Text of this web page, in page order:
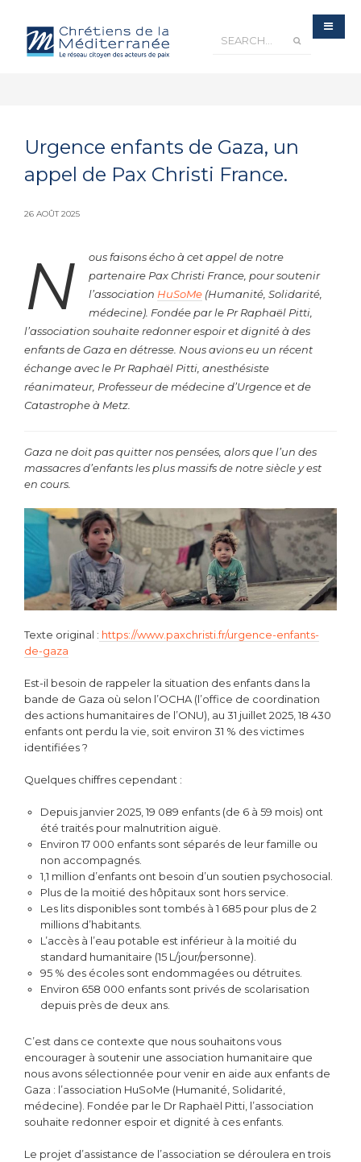
Urgence enfants de Gaza, un
appel de Pax Christi France.
26 AOÛT 2025
N
ous faisons écho à cet appel de notre
partenaire Pax Christi France, pour soutenir
l’association HuSoMe (Humanité, Solidarité,
médecine). Fondée par le Pr Raphaël Pitti,
l’association souhaite redonner espoir et dignité à des
enfants de Gaza en détresse. Nous avions eu un récent
échange avec le Pr Raphaël Pitti, anesthésiste
réanimateur, Professeur de médecine d’Urgence et de
Catastrophe à Metz.
Gaza ne doit pas quitter nos pensées, alors que l’un des
massacres d’enfants les plus massifs de notre siècle y est
en cours.
Texte original : https://www.paxchristi.fr/urgence-enfants-
de-gaza
Est-il besoin de rappeler la situation des enfants dans la
bande de Gaza où selon l’OCHA (l’office de coordination
des actions humanitaires de l’ONU), au 31 juillet 2025, 18 430
enfants ont perdu la vie, soit environ 31 % des victimes
identifiées ?
Quelques chiffres cependant :
Depuis janvier 2025, 19 089 enfants (de 6 à 59 mois) ont
été traités pour malnutrition aiguë.
Environ 17 000 enfants sont séparés de leur famille ou
non accompagnés.
1,1 million d’enfants ont besoin d’un soutien psychosocial.
Plus de la moitié des hôpitaux sont hors service.
Les lits disponibles sont tombés à 1 685 pour plus de 2
millions d’habitants.
L’accès à l’eau potable est inférieur à la moitié du
standard humanitaire (15 L/jour/personne).
95 % des écoles sont endommagées ou détruites.
Environ 658 000 enfants sont privés de scolarisation
depuis près de deux ans.
C’est dans ce contexte que nous souhaitons vous
encourager à soutenir une association humanitaire que
nous avons sélectionnée pour venir en aide aux enfants de
Gaza : l’association HuSoMe (Humanité, Solidarité,
médecine). Fondée par le Dr Raphaël Pitti, l’association
souhaite redonner espoir et dignité à ces enfants.
Le projet d’assistance de l’association se déroulera en trois